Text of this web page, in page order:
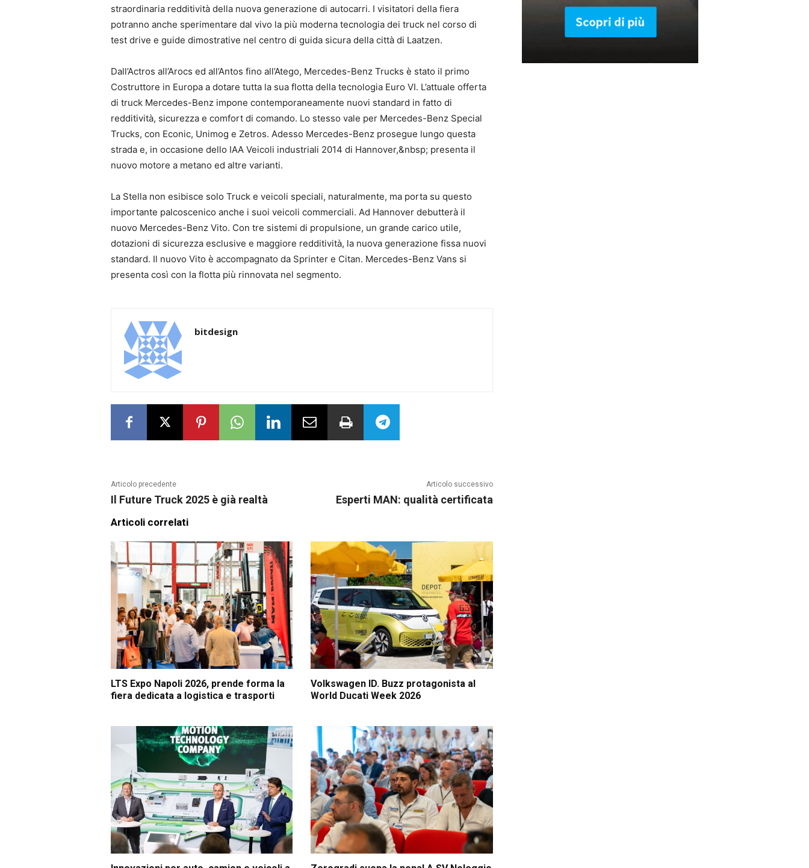
straordinaria redditività della nuova generazione di autocarri. I visitatori della fiera
potranno anche sperimentare dal vivo la più moderna tecnologia dei truck nel corso di
test drive e guide dimostrative nel centro di guida sicura della città di Laatzen.
Dall’Actros all’Arocs ed all’Antos fino all’Atego, Mercedes-Benz Trucks è stato il primo
Costruttore in Europa a dotare tutta la sua flotta della tecnologia Euro VI. L’attuale offerta
di truck Mercedes-Benz impone contemporaneamente nuovi standard in fatto di
redditività, sicurezza e comfort di comando. Lo stesso vale per Mercedes-Benz Special
Trucks, con Econic, Unimog e Zetros. Adesso Mercedes-Benz prosegue lungo questa
strada e, in occasione dello IAA Veicoli industriali 2014 di Hannover,&nbsp; presenta il
nuovo motore a metano ed altre varianti.
La Stella non esibisce solo Truck e veicoli speciali, naturalmente, ma porta su questo
importante palcoscenico anche i suoi veicoli commerciali. Ad Hannover debutterà il
nuovo Mercedes-Benz Vito. Con tre sistemi di propulsione, un grande carico utile,
dotazioni di sicurezza esclusive e maggiore redditività, la nuova generazione fissa nuovi
standard. Il nuovo Vito è accompagnato da Sprinter e Citan. Mercedes-Benz Vans si
presenta così con la flotta più rinnovata nel segmento.
bitdesign
Articolo precedente
Il Future Truck 2025 è già realtà
Articolo successivo
Esperti MAN: qualità certificata
Articoli correlati
LTS Expo Napoli 2026, prende forma la
fiera dedicata a logistica e trasporti
Volkswagen ID. Buzz protagonista al
World Ducati Week 2026